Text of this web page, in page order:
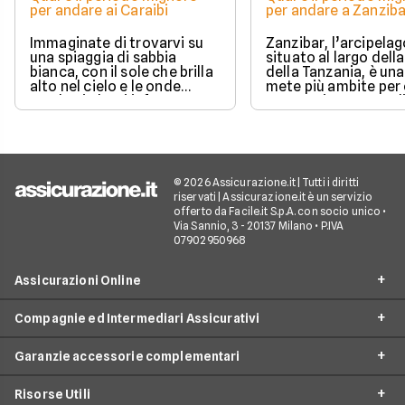
per andare ai Caraibi
Immaginate di trovarvi su
una spiaggia di sabbia
bianca, con il sole che brilla
alto nel cielo e le onde
turchesi che si infrangono
dolcemente sulla riva.
per andare a
Zanzibar,
situato al largo
della Tanzania, è
mete più ambite per
cerca spiagge
acque cristalline e
© 2026 Assicurazione.it | Tutti i diritti
riservati | Assicurazione.it è un servizio
offerto da Facile.it S.p.A. con socio unico •
Via Sannio, 3 - 20137 Milano • P.IVA
07902950968
Assicurazioni Online
RC Auto
RC Moto
Assicurazione Ciclomotore
Compagnie ed Intermediari Assicurativi
Allianz Direct
Garanzie accessorie complementari
Risorse Utili